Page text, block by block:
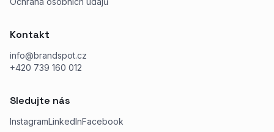
Kontakt
info@brandspot.cz
+420 739 160 012
Sledujte nás
InstagramLinkedInFacebook